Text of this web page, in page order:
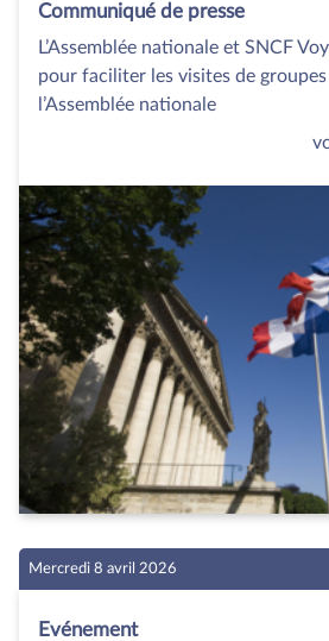
Communiqué de presse
L’Assemblée nationale et SNCF
pour faciliter les visites de groupes
l’Assemblée nationale
Mercredi 8 avril 2026
Evénement